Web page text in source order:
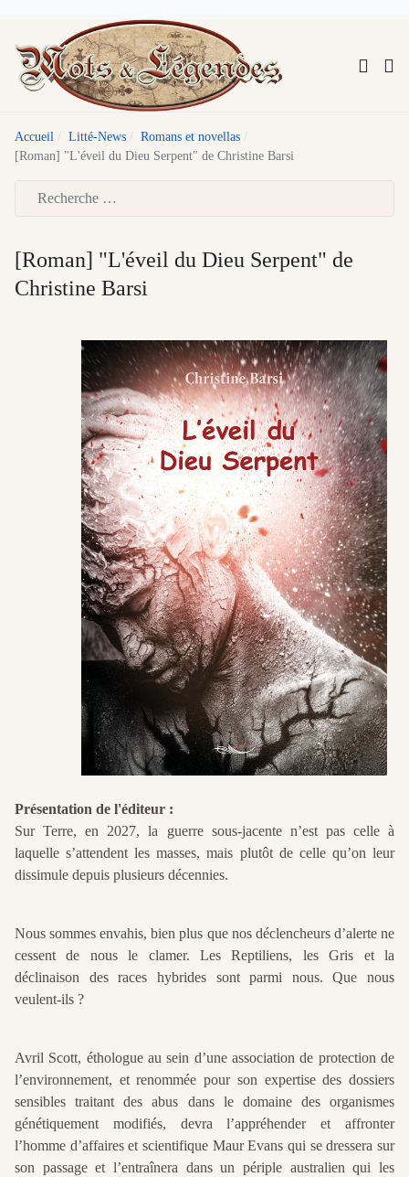
Accueil Litté-News
Romans et novellas
[Roman] "L'éveil du Dieu Serpent" de Christine Barsi
[Roman] "L'éveil du Dieu Serpent" de
Christine Barsi
Présentation de l'éditeur :
Sur Terre, en 2027, la guerre sous-jacente n’est pas celle à
laquelle s’attendent les masses, mais plutôt de celle qu’on leur
dissimule depuis plusieurs décennies.
Nous sommes envahis, bien plus que nos déclencheurs d’alerte ne
cessent de nous le clamer. Les Reptiliens, les Gris et la
déclinaison des races hybrides sont parmi nous. Que nous
veulent-ils ?
Avril Scott, éthologue au sein d’une association de protection de
l’environnement, et renommée pour son expertise des dossiers
sensibles traitant des abus dans le domaine des organismes
génétiquement modifiés, devra l’appréhender et affronter
l’homme d’affaires et scientifique Maur Evans qui se dressera sur
son passage et l’entraînera dans un périple australien qui les